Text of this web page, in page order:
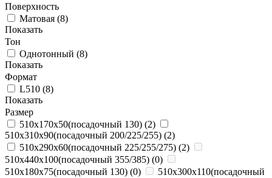
Поверхность
Матовая (8)
Показать
Тон
Однотонный (8)
Показать
Формат
L510 (8)
Показать
Размер
510x170x50(посадочный 130) (2)
510x310x90(посадочный 200/225/255) (2)
510x290x60(посадочный 225/255/275) (2)
510x440x100(посадочный 355/385) (0)
510x180x75(посадочный 130) (0)
510x300x110(посадочный